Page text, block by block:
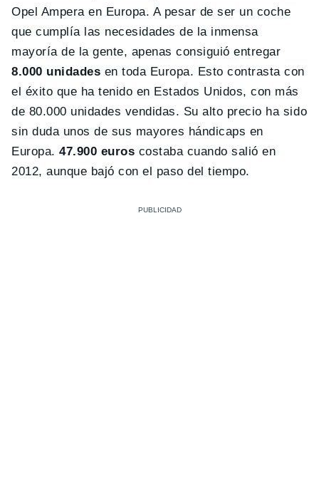
Opel Ampera en Europa. A pesar de ser un coche
que cumplía las necesidades de la inmensa
mayoría de la gente, apenas consiguió entregar
8.000 unidades en toda Europa. Esto contrasta con
el éxito que ha tenido en Estados Unidos, con más
de 80.000 unidades vendidas. Su alto precio ha sido
sin duda unos de sus mayores hándicaps en
Europa.47.900 euros costaba cuando salió en
2012, aunque bajó con el paso del tiempo.